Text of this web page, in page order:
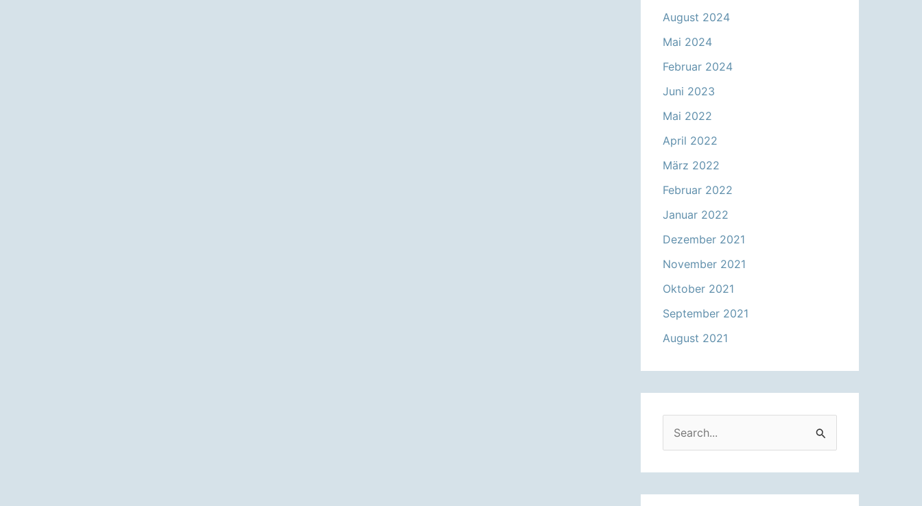
August 2024
Mai 2024
Februar 2024
Juni 2023
Mai 2022
April 2022
März 2022
Februar 2022
Januar 2022
Dezember 2021
November 2021
Oktober 2021
September 2021
August 2021
u
c
h